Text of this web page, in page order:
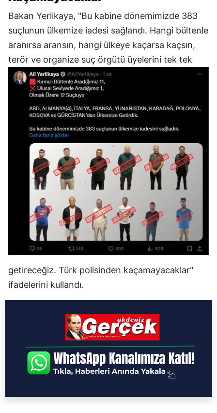
Bakan Yerlikaya, "Bu kabine dönemimizde 383
suçlunun ülkemize iadesi sağlandı. Hangi bültenle
aranırsa aransın, hangi ülkeye kaçarsa kaçsın,
terör ve organize suç örgütü üyelerini tek tek
getireceğiz. Türk polisinden kaçamayacaklar"
ifadelerini kullandı.